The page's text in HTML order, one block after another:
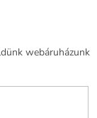
webáruházunk